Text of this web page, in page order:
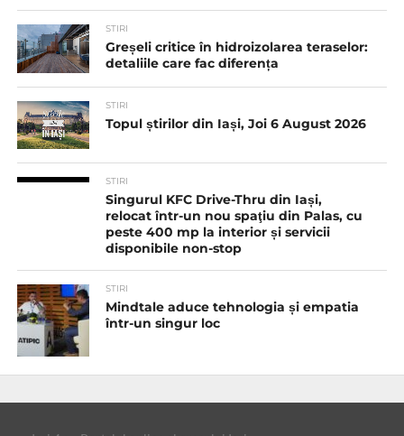
STIRI
Greșeli critice în hidroizolarea teraselor:
detaliile care fac diferența
STIRI
Topul știrilor din Iași, Joi 6 August 2026
STIRI
Singurul KFC Drive-Thru din Iași,
relocat într-un nou spaţiu din Palas, cu
peste 400 mp la interior și servicii
disponibile non-stop
STIRI
Mindtale aduce tehnologia și empatia
într-un singur loc